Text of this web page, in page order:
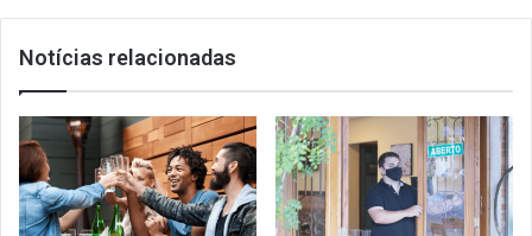
Notícias relacionadas